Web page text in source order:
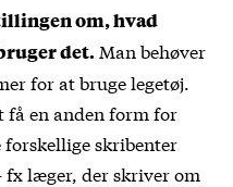
om, hvad
det. Man behøver
for at bruge legetøj.
få en anden form for
skribenter
læger, der skriver om